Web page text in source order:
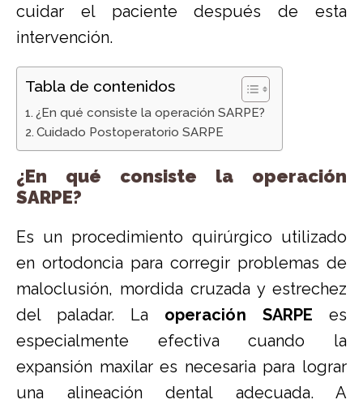
cuidar el paciente después de esta
intervención.
Tabla de contenidos
¿En qué consiste la operación SARPE?
Cuidado Postoperatorio SARPE
¿En qué consiste la operación
SARPE?
Es un procedimiento quirúrgico utilizado
en ortodoncia para corregir problemas de
maloclusión, mordida cruzada y estrechez
del paladar. La operación SARPE es
especialmente efectiva cuando la
expansión maxilar es necesaria para lograr
una alineación dental adecuada. A